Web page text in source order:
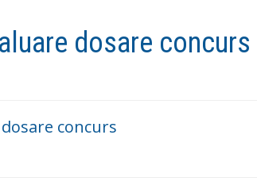
dosare concurs
concurs